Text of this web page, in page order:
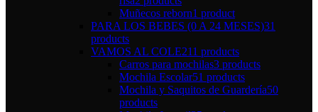
Muñecos reborn1 product
PARA LOS BEBES (0 A 24 MESES)31
products
VAMOS AL COLE211 products
Carros para mochilas3 products
Mochila Escolar51 products
Mochila y Saquitos de Guardería50
products